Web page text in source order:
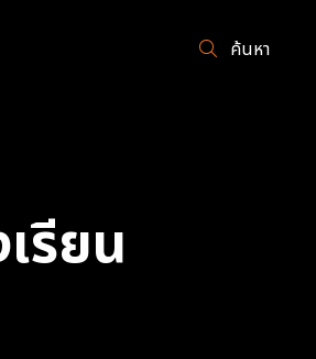
ค้นหา
รียน